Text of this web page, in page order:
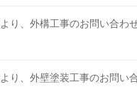
り、外構工事のお問い合わ
り、外壁塗装工事のお問い